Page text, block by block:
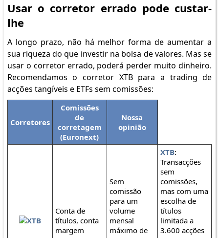
Usar o corretor errado pode custar-
lhe
A longo prazo, não há melhor forma de aumentar a
sua riqueza do que investir na bolsa de valores. Mas se
usar o corretor errado, poderá perder muito dinheiro.
Recomendamos o corretor XTB para a trading de
acções tangíveis e ETFs sem comissões:
Corretores
Comissões
de
corretagem
(Euronext)
Nossa
opinião
Conta de
títulos, conta
margem
Sem
comissão
para um
volume
mensal
máximo de
XTB:
Transacções
sem
comissões,
mas com uma
escolha de
títulos
limitada a
3.600 acções